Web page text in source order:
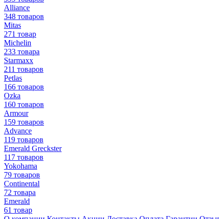
Alliance
348 товаров
Mitas
271 товар
Michelin
233 товара
Starmaxx
211 товаров
Petlas
166 товаров
Ozka
160 товаров
Armour
159 товаров
Advance
119 товаров
Emerald Greckster
117 товаров
Yokohama
79 товаров
Continental
72 товара
Emerald
61 товар